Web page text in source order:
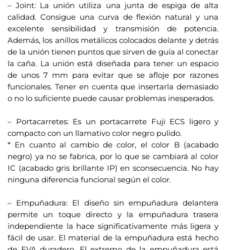
e
s
p
e
r
a
p
a
r
s
e
p
o
d
u
c
– Joint: La unión utiliza una junta de espiga de alta
calidad. Consigue una curva de flexión natural y una
excelente sensibilidad y transmisión de potencia.
Además, los anillos metálicos colocados delante y detrás
de la unión tienen puntos que sirven de guía al conectar
la caña. La unión está diseñada para tener un espacio
de unos 7 mm para evitar que se afloje por razones
funcionales. Tener en cuenta que insertarla demasiado
o no lo suficiente puede causar problemas inesperados.
– Portacarretes: Es un portacarrete Fuji ECS ligero y
compacto con un llamativo color negro pulido.
* En cuanto al cambio de color, el color B (acabado
negro) ya no se fabrica, por lo que se cambiará al color
IC (acabado gris brillante IP) en sconsecuencia. No hay
ninguna diferencia funcional según el color.
– Empuñadura: El diseño sin empuñadura delantera
permite un toque directo y la empuñadura trasera
independiente la hace significativamente más ligera y
fácil de usar. El material de la empuñadura está hecho